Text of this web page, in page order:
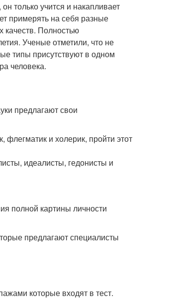
только учится и накапливает
примерять на себя разные
качеств. Полностью
Ученые отметили, что не
типы присутствуют в одном
человека.
предлагают свои
и холерик, пройти этот
идеалисты, гедонисты и
полной картины личности
предлагают специалисты
которые входят в тест.